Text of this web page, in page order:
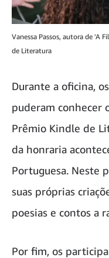
Vanessa Passos, autora de 'A
de Literatura
Durante a oficina,
puderam conhecer
Prêmio Kindle de
da honraria
Portuguesa. Neste
suas próprias
poesias e contos a
Por fim, os